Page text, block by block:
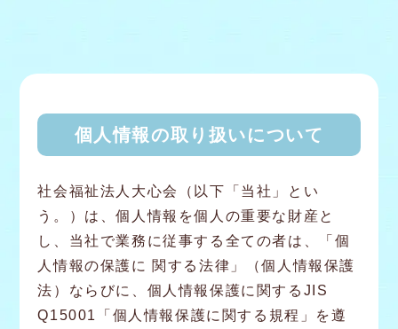
個人情報の取り扱いについて
社会福祉法人大心会（以下「当社」とい
う。）は、個人情報を個人の重要な財産と
し、当社で業務に従事する全ての者は、「個
人情報の保護に 関する法律」（個人情報保護
法）ならびに、個人情報保護に関するJIS
Q15001「個人情報保護に関する規程」を遵